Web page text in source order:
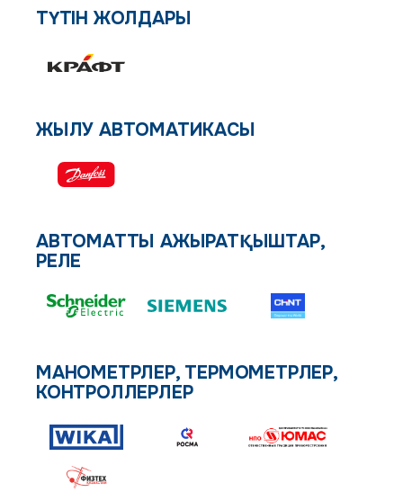
ТҮТІН ЖОЛДАРЫ
ЖЫЛУ АВТОМАТИКАСЫ
АВТОМАТТЫ АЖЫРАТҚЫШТАР,
РЕЛЕ
МАНОМЕТРЛЕР, ТЕРМОМЕТРЛЕР,
КОНТРОЛЛЕРЛЕР